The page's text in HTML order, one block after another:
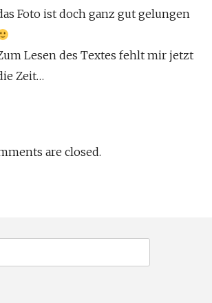
Foto ist doch ganz gut gelungen
Lesen des Textes fehlt mir jetzt
Zeit…
are closed.